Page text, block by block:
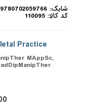
شابک: 9780702059766
کد کالا: 110095
Practice
MAppSc,